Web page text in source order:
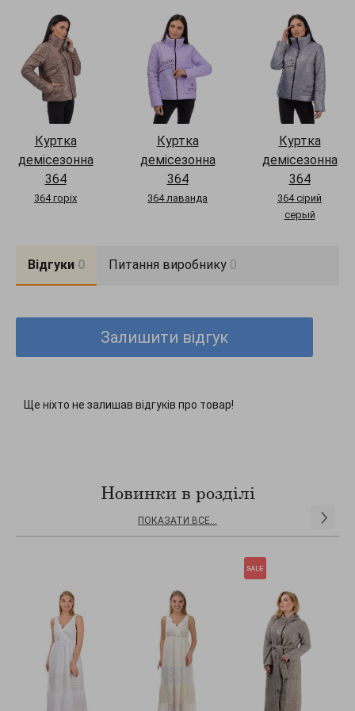
Куртка
демісезонна
364
364 горіх
Куртка
демісезонна
364
364 лаванда
Куртка
демісезонна
364
364 сірий
серый
Відгуки 0 Питання виробнику 0
Залишити відгук
Ще ніхто не залишав відгуків про товар!
Новинки в розділі
ПОКАЗАТИ ВСЕ...